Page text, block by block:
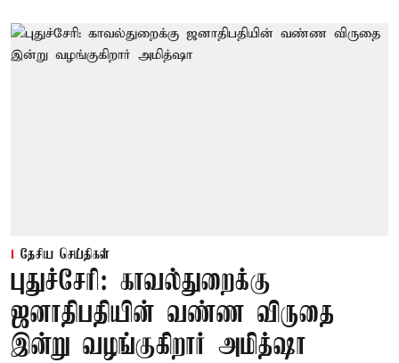
தேசிய செய்திகள்
புதுச்சேரி: காவல்துறைக்கு
ஜனாதிபதியின் வண்ண விருதை
இன்று வழங்குகிறார் அமித்ஷா